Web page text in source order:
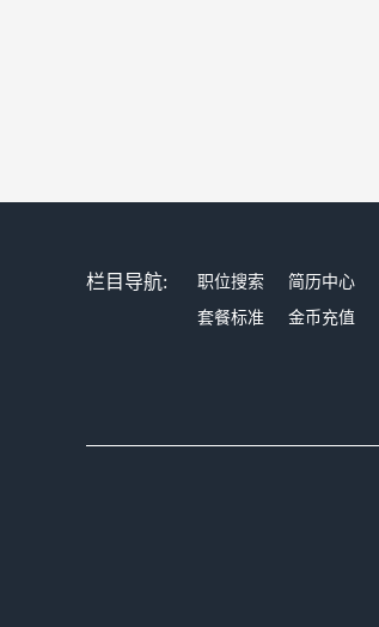
栏目导航: 职位搜索 简历中心
套餐标准
金币充值